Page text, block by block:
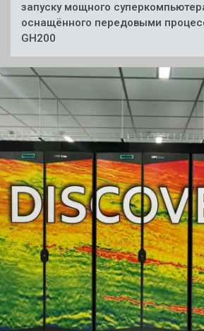
запуску мощного
оснащённого передовыми
GH200